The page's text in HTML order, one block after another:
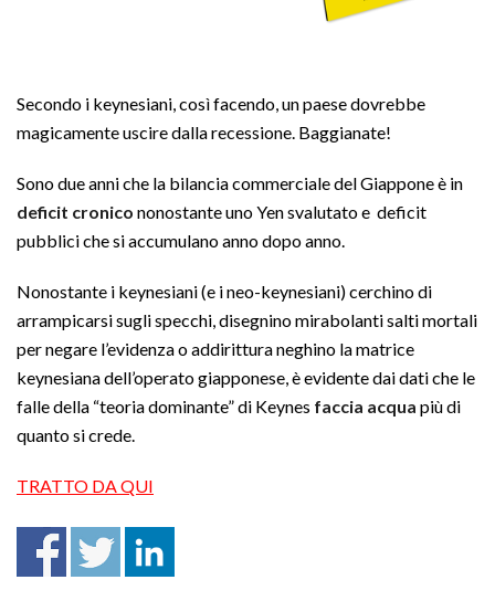
Secondo i keynesiani, così facendo, un paese dovrebbe
magicamente uscire dalla recessione. Baggianate!
Sono due anni che la bilancia commerciale del Giappone è in
deficit cronico nonostante uno Yen svalutato e deficit
pubblici che si accumulano anno dopo anno.
Nonostante i keynesiani (e i neo-keynesiani) cerchino di
arrampicarsi sugli specchi, disegnino mirabolanti salti mortali
per negare l’evidenza o addirittura neghino la matrice
keynesiana dell’operato giapponese, è evidente dai dati che le
falle della “teoria dominante” di Keynes faccia acqua più di
quanto si crede.
TRATTO DA QUI